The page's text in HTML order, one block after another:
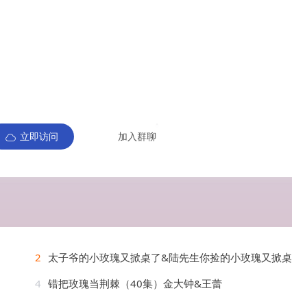
立即访问 加入群聊
2 太子爷的小玫瑰又掀桌了&陆先生你捡的小玫瑰又掀桌了之荆棘玫瑰（68集）李梦然&澄芓
4 错把玫瑰当荆棘（40集）金大钟&王蕾